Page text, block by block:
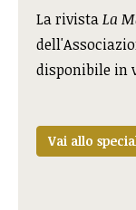
La rivistaLa
disponibile in
Vai allo